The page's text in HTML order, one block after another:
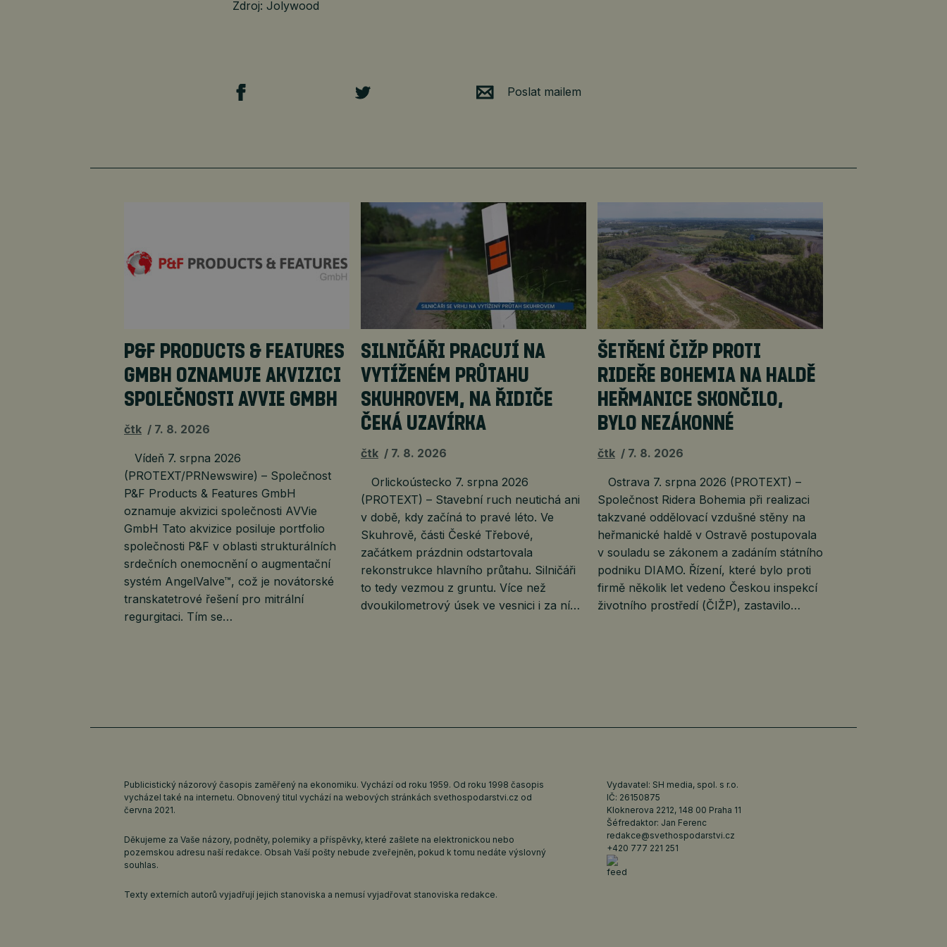
Zdroj: Jolywood
Poslat mailem
P&F PRODUCTS & FEATURES
GMBH OZNAMUJE AKVIZICI
SPOLEČNOSTI AVVIE GMBH
čtk 7. 8. 2026
Vídeň 7. srpna 2026
(PROTEXT/PRNewswire) – Společnost
P&F Products & Features GmbH
oznamuje akvizici společnosti AVVie
GmbH Tato akvizice posiluje portfolio
společnosti P&F v oblasti strukturálních
srdečních onemocnění o augmentační
systém AngelValve™, což je novátorské
transkatetrové řešení pro mitrální
regurgitaci. Tím se…
SILNIČÁŘI PRACUJÍ NA
VYTÍŽENÉM PRŮTAHU
SKUHROVEM, NA ŘIDIČE
ČEKÁ UZAVÍRKA
čtk 7. 8. 2026
Orlickoústecko 7. srpna 2026
(PROTEXT) – Stavební ruch neutichá ani
v době, kdy začíná to pravé léto. Ve
Skuhrově, části České Třebové,
začátkem prázdnin odstartovala
rekonstrukce hlavního průtahu. Silničáři
to tedy vezmou z gruntu. Více než
dvoukilometrový úsek ve vesnici i za ní…
ŠETŘENÍ ČIŽP PROTI
RIDEŘE BOHEMIA NA HALDĚ
HEŘMANICE SKONČILO,
BYLO NEZÁKONNÉ
čtk 7. 8. 2026
Ostrava 7. srpna 2026 (PROTEXT) –
Společnost Ridera Bohemia při realizaci
takzvané oddělovací vzdušné stěny na
heřmanické haldě v Ostravě postupovala
v souladu se zákonem a zadáním státního
podniku DIAMO. Řízení, které bylo proti
firmě několik let vedeno Českou inspekcí
životního prostředí (ČIŽP), zastavilo…
Publicistický názorový časopis zaměřený na ekonomiku. Vychází od roku 1959. Od roku 1998 časopis
vycházel také na internetu. Obnovený titul vychází na webových stránkách svethospodarstvi.cz od
června 2021.
Děkujeme za Vaše názory, podněty, polemiky a příspěvky, které zašlete na elektronickou nebo
pozemskou adresu naší redakce. Obsah Vaší pošty nebude zveřejněn, pokud k tomu nedáte výslovný
souhlas.
Texty externích autorů vyjadřují jejich stanoviska a nemusí vyjadřovat stanoviska redakce.
Vydavatel: SH media, spol. s r.o.
IČ: 26150875
Kloknerova 2212, 148 00 Praha 11
Šéfredaktor: Jan Ferenc
redakce@svethospodarstvi.cz
+420 777 221 251